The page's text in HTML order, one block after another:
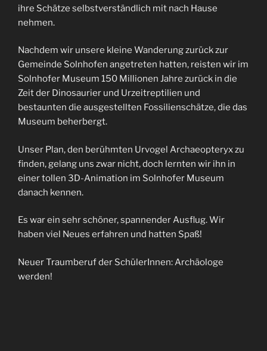
ihre Schätze selbstverständlich mit nach Hause
nehmen.
Nachdem wir unsere kleine Wanderung zurück zur
Gemeinde Solnhofen angetreten hatten, reisten wir im
Solnhofer Museum 150 Millionen Jahre zurück in die
Zeit der Dinosaurier und Urzeitreptilien und
bestaunten die ausgestellten Fossilienschätze, die das
Museum beherbergt.
Unser Plan, den berühmten Urvogel Archaeopteryx zu
finden, gelang uns zwar nicht, doch lernten wir ihn in
einer tollen 3D-Animation im Solnhofer Museum
danach kennen.
Es war ein sehr schöner, spannender Ausflug. Wir
haben viel Neues erfahren und hatten Spaß!
Neuer Traumberuf der SchülerInnen: Archäologe
werden!